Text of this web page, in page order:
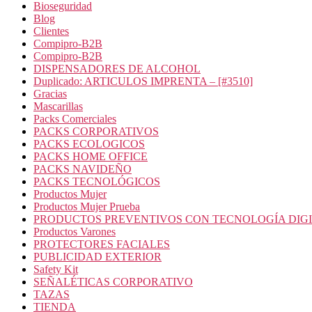
Bioseguridad
Blog
Clientes
Compipro-B2B
Compipro-B2B
DISPENSADORES DE ALCOHOL
Duplicado: ARTICULOS IMPRENTA – [#3510]
Gracias
Mascarillas
Packs Comerciales
PACKS CORPORATIVOS
PACKS ECOLOGICOS
PACKS HOME OFFICE
PACKS NAVIDEÑO
PACKS TECNOLÓGICOS
Productos Mujer
Productos Mujer Prueba
PRODUCTOS PREVENTIVOS CON TECNOLOGÍA
Productos Varones
PROTECTORES FACIALES
PUBLICIDAD EXTERIOR
Safety Kit
SEÑALÉTICAS CORPORATIVO
TAZAS
TIENDA